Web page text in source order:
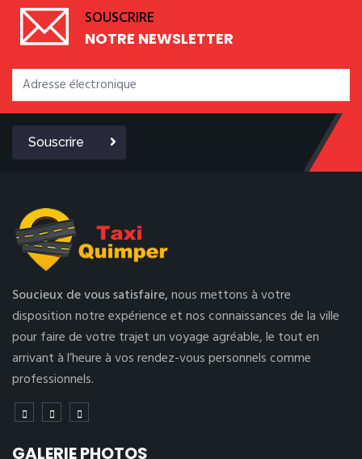
SOUSCRIRE
NOTRE NEWSLETTER
Souscrire
Soucieux de vous satisfaire,nous mettons à votre
disposition notre expérience et nos connaissances de la ville
pour faire de votre trajet un voyage agréable, le tout en
arrivant à l’heure à vos rendez-vous personnels comme
professionnels.
GALERIE PHOTOS